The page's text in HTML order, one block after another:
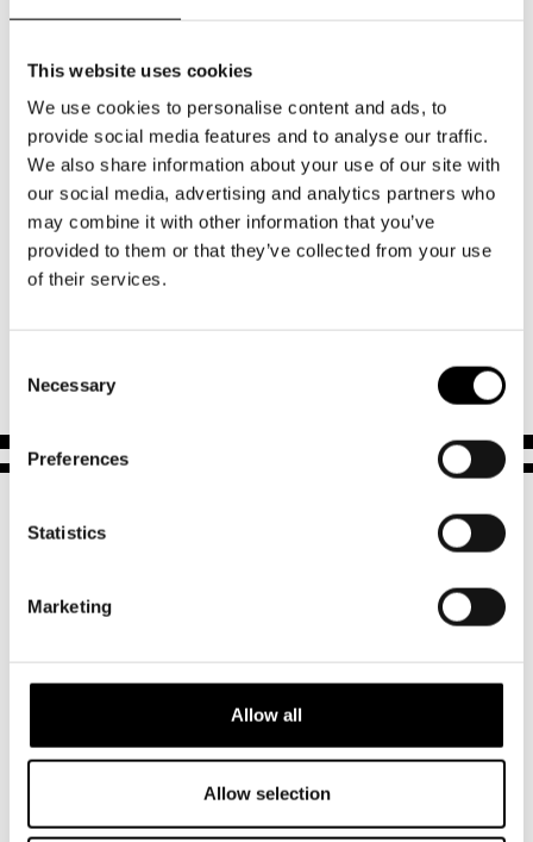
This website uses cookies
We use cookies to personalise content and ads, to
provide social media features and to analyse our traffic.
We also share information about your use of our site with
our social media, advertising and analytics partners who
may combine it with other information that you’ve
provided to them or that they’ve collected from your use
of their services.
Selection
Necessary
Preferences
Statistics
Marketing
Allow all
Allow selection
Postnummer
Har du andra önskemål eller kommentarer gällande
föreställningstiderna?
00130 Helsingfors
må-fr kl. 9-16
info@svenskateatern.fi